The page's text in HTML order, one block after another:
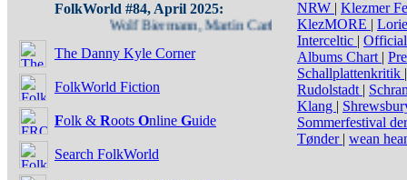
FolkWorld #84, April 2025:
Wolf Biermann, Martin Carthy, Dreamer's Circus -
The Danny Kyle Corner
FolkWorld Fiction
Folk & Roots Online Guide
Search FolkWorld
NRW | Klezmer
KlezMORE |
Interceltic |
Albums Chart |
Schallplattenkritik |
Rudolstadt |
Klang |
Sommerfestival
Tønder | wean